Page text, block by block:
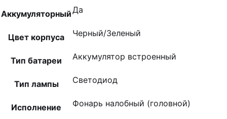
АккумуляторныйДа
Цвет корпуса Черный/Зеленый
Тип батареи Аккумулятор встроенный
Тип лампы Светодиод
Исполнение Фонарь налобный (головной)